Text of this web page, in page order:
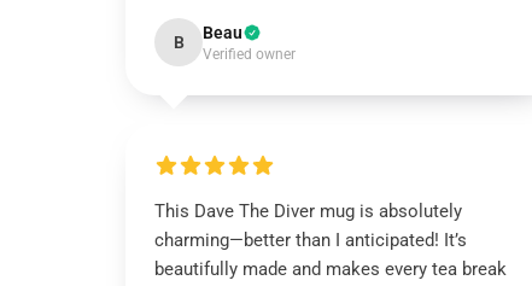
B Beau
Verified owner
This Dave The Diver mug is absolutely
charming—better than I anticipated! It’s
beautifully made and makes every tea break